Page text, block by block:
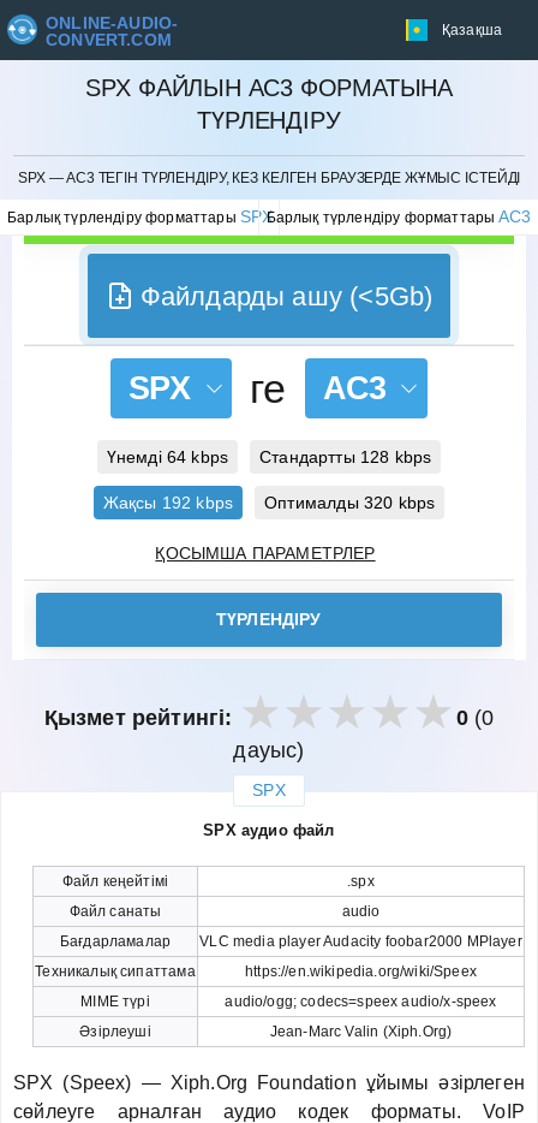
ONLINE-AUDIO-
CONVERT.COM
Қазақша
SPX ФАЙЛЫН AC3 ФОРМАТЫНА
ТҮРЛЕНДІРУ
SPX — AC3 ТЕГІН ТҮРЛЕНДІРУ, КЕЗ КЕЛГЕН БРАУЗЕРДЕ ЖҰМЫС ІСТЕЙДІ
Барлық түрлендіру форматтары SPXБарлық түрлендіру форматтарыAC3
БОЛДЫРМАУ
Файлдарды ашу (<5Gb)
SPX ге AC3
Үнемді 64 kbps Стандартты 128 kbps
Жақсы 192 kbps Оптималды 320 kbps
ҚОСЫМША ПАРАМЕТРЛЕР
ТҮРЛЕНДІРУ
Қызмет рейтингі: 0(0
дауыс)
SPX
SPX аудио файл
Файл кеңейтімі
.spx
Файл санаты
audio
Бағдарламалар
VLC media player Audacity foobar2000 MPlayer
Техникалық сипаттама
https://en.wikipedia.org/wiki/Speex
MIME түрі
audio/ogg; codecs=speex audio/x-speex
Әзірлеуші
Jean-Marc Valin (Xiph.Org)
SPX (Speex) — Xiph.Org Foundation ұйымы әзірлеген
сөйлеуге арналған аудио кодек форматы. VoIP